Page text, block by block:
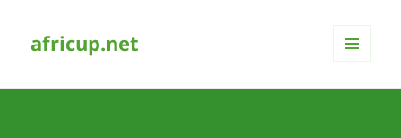
africup.net